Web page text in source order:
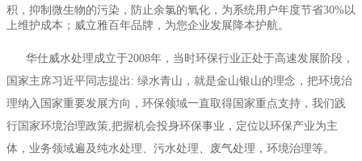
积，抑制微生物的污染，防止余氯的氧化，为系统用户年度节省30%以
上维护成本；威立雅百年品牌，为您企业发展降本护航。
华仕威水处理成立于2008年，当时环保行业正处于高速发展阶段，
国家主席习近平同志提出: 绿水青山，就是金山银山的理念，把环境治
理纳入国家重要发展方向，环保领域一直取得国家重点支持，我们践
行国家环境治理政策,把握机会投身环保事业，定位以环保产业为主
体，业务领域遍及纯水处理、污水处理、废气处理，环境治理等。